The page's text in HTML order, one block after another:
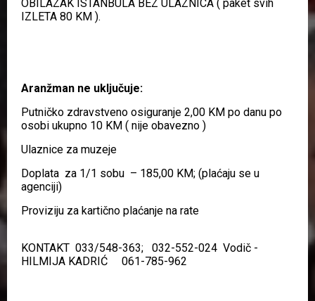
OBILAZAK ISTANBULA BEZ ULAZNICA ( paket svih
IZLETA 80 KM ).
Aranžman ne uključuje:
Putničko zdravstveno osiguranje 2,00 KM po danu po
osobi ukupno 10 KM ( nije obavezno )
Ulaznice za muzeje
Doplata za 1/1 sobu – 185,00 KM; (plaćaju se u
agenciji)
Proviziju za kartično plaćanje na rate
KONTAKT 033/548-363; 032-552-024 Vodič -
HILMIJA KADRIĆ 061-785-962